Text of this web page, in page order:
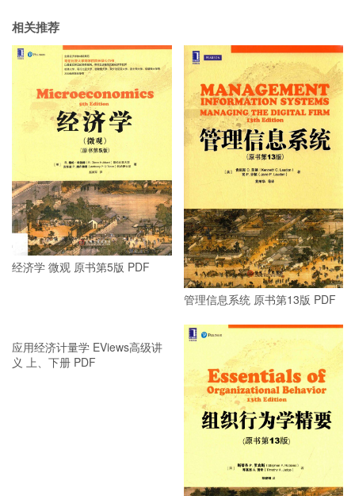
相关推荐
经济学 微观 原书第5版 PDF
管理信息系统 原书第13版 PDF